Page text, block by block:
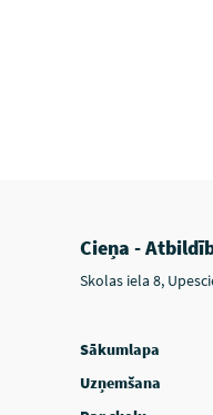
Cieņa -
Skolas iela 8,
Sākumlapa
Uzņemšana